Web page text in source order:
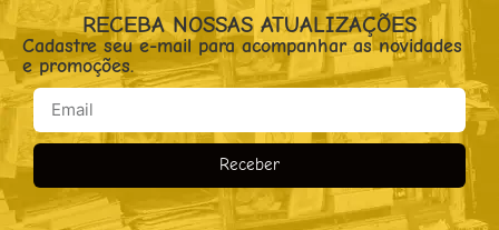
RECEBA NOSSAS ATUALIZAÇÕES
Cadastre seu e-mail para acompanhar as novidades
e promoções.
Receber